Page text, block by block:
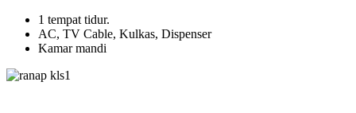
1 tempat tidur.
AC, TV Cable, Kulkas, Dispenser
Kamar mandi